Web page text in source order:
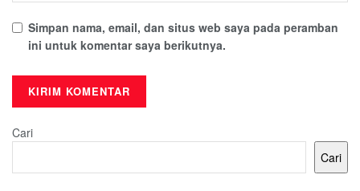
Simpan nama, email, dan situs web saya pada peramban
ini untuk komentar saya berikutnya.
Cari
Cari